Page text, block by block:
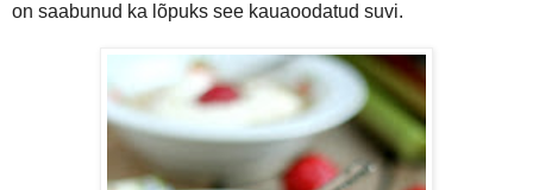
on saabunud ka lõpuks see kauaoodatud suvi.